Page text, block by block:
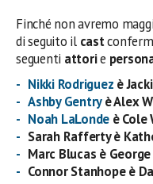
Finché non avremo
di seguito il cast
seguenti attorie
Nikki Rodriguez è
Ashby Gentryè Alex
Noah LaLonde è Cole
Sarah Rafferty è
Marc Blucas è
Connor Stanhope è